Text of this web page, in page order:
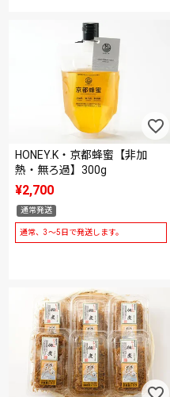
HONEY.K・京都蜂蜜【非加
熱・無ろ過】300g
¥2,700
通常発送
通常、3～5日で発送します。